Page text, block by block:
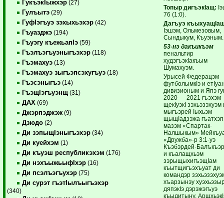
ГукъэкIыжхэр (27)
Гулъытэ (29)
ГуфIэгъуэ зэхыхьэхэр (42)
Гъуазджэ (194)
Гъуэгу къежьапIэ (59)
Гъэлъэгъуэныгъэхэр (118)
Гъэмахуэ (13)
Гъэмахуэ зыгъэпсэхугъуэ (18)
Гъэсэныгъэ (14)
ГъэщIэгъуэнщ (31)
ДАХ (69)
Джэрпэджэж (9)
Дзюдо (2)
Ди зэпыщIэныгъэхэр (34)
Ди куейхэм (1)
Ди къуэш республикэхэм (176)
Ди нэхъыжьыфIхэр (16)
Ди псэлъэгъухэр (75)
Ди сурэт гъэтIылъыгъэхэр
(340)
Топыр дигъэкIащ:
76 (1:0).
Дагъуэ
Iэшэм, Ольмезовым,
Сындыкум, Къуэным.
53-нэ дакъикъэм
пенальтир
худэгъэкIакъым
Шумахуэм.
Урысей Федерацэм
футболымкIэ и
дивизионым и Япэ
2020 — 2021 гъэхэм
щекIуэкI зэхьэзэхуэм
мыгъэрей Iыхьэм
щыщIадзэжа
мазэм «Спартак-
Налшыкым»
«Дружба»-р 3:1-уэ
Къэбэрдей-
и къалащхьэм
зэрыщыхигъэщIам
къытщигъэхъуат ди
командэр
хъарзынэу
дяпэкIэ дэрэжэгъуэ
къыдитыну.